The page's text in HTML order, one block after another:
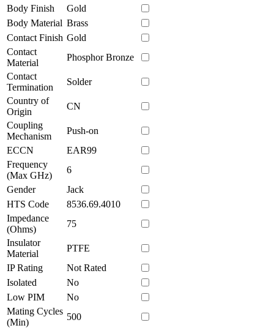
Body Finish
Gold
Body Material Brass
Contact Finish Gold
Contact
Material
Phosphor Bronze
Contact
Termination
Solder
Country of
Origin
CN
Coupling
Mechanism
Push-on
ECCN
EAR99
Frequency
(Max GHz)
6
Gender
Jack
HTS Code
8536.69.4010
Impedance
(Ohms)
75
Insulator
Material
PTFE
IP Rating
Not Rated
Isolated
No
Low PIM
No
Mating Cycles
(Min)
500